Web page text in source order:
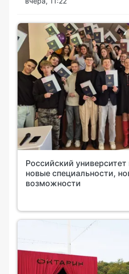
Российский
новые специальности,
возможности